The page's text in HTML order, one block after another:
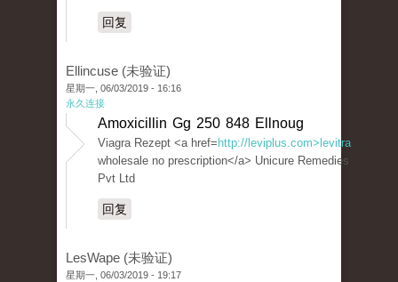
回复
Ellincuse (未验证)
星期一, 06/03/2019 - 16:16
永久连接
Amoxicillin Gg 250 848 Ellnoug
Viagra Rezept <a href= http://leviplus.com>levitra
wholesale no prescription</a> Unicure Remedies
Pvt Ltd
回复
LesWape (未验证)
星期一, 06/03/2019 - 19:17